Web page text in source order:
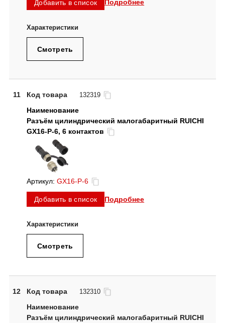
Добавить в список Подробнее
Смотреть
11 Код товара 132319
Разъём цилиндрический малогабаритный RUICHI
GX16-P-6, 6 контактов
Артикул: GX16-P-6
Добавить в список Подробнее
Смотреть
12 Код товара 132310
Разъём цилиндрический малогабаритный RUICHI